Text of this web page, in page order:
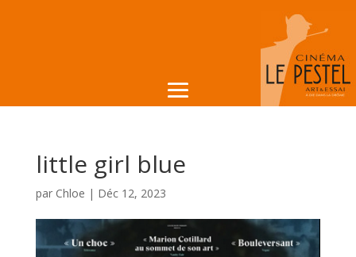
little girl blue
par Chloe | Déc 12, 2023